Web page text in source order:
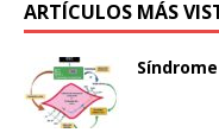
ARTÍCULOS MÁS